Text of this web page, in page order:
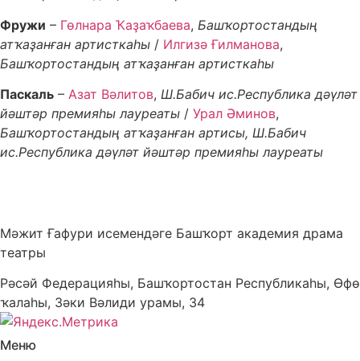
Фружи – Гөлнара Ҡаҙаҡбаева, Башҡортостандың
атҡаҙанған артисткаһы / Илгизә Ғилманова,
Башҡортостандың атҡаҙанған артисткаһы
Паскаль – Азат Вәлитов, Ш.Бабич ис.Республика дәүләт
йәштәр премияһы лауреаты / Урал Әминов,
Башҡортостандың атҡаҙанған артисы, Ш.Бабич
ис.Республика дәүләт йәштәр премияһы лауреаты
Мәжит Ғафури исемендәге Башҡорт академия драма
театры
Рәсәй Федерацияһы, Башҡортостан Республикаһы, Өфө
ҡалаһы, Зәки Вәлиди урамы, 34
Меню